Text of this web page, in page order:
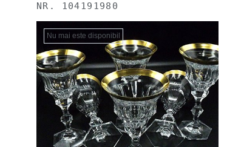
NR. 104191980
Nu mai este disponibil